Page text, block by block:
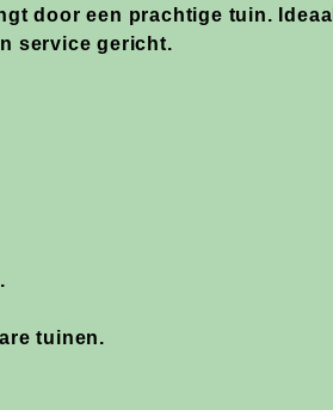
door een prachtige tuin. Ideaal
service gericht.
tuinen.